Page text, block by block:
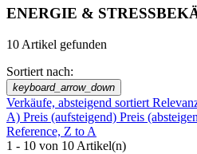
ENERGIE &
10 Artikel gefunden
Sortiert nach:
keyboard_arrow_down
Verkäufe, absteigend sortiert
A) Preis (aufsteigend) Preis
Reference, Z to A
1 - 10 von 10 Artikel(n)